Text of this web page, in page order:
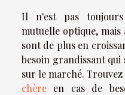
Il n'est pas
mutuelle optique,
sont de plus en
besoin grandissant
sur le marché. Trouvez
chère en cas de